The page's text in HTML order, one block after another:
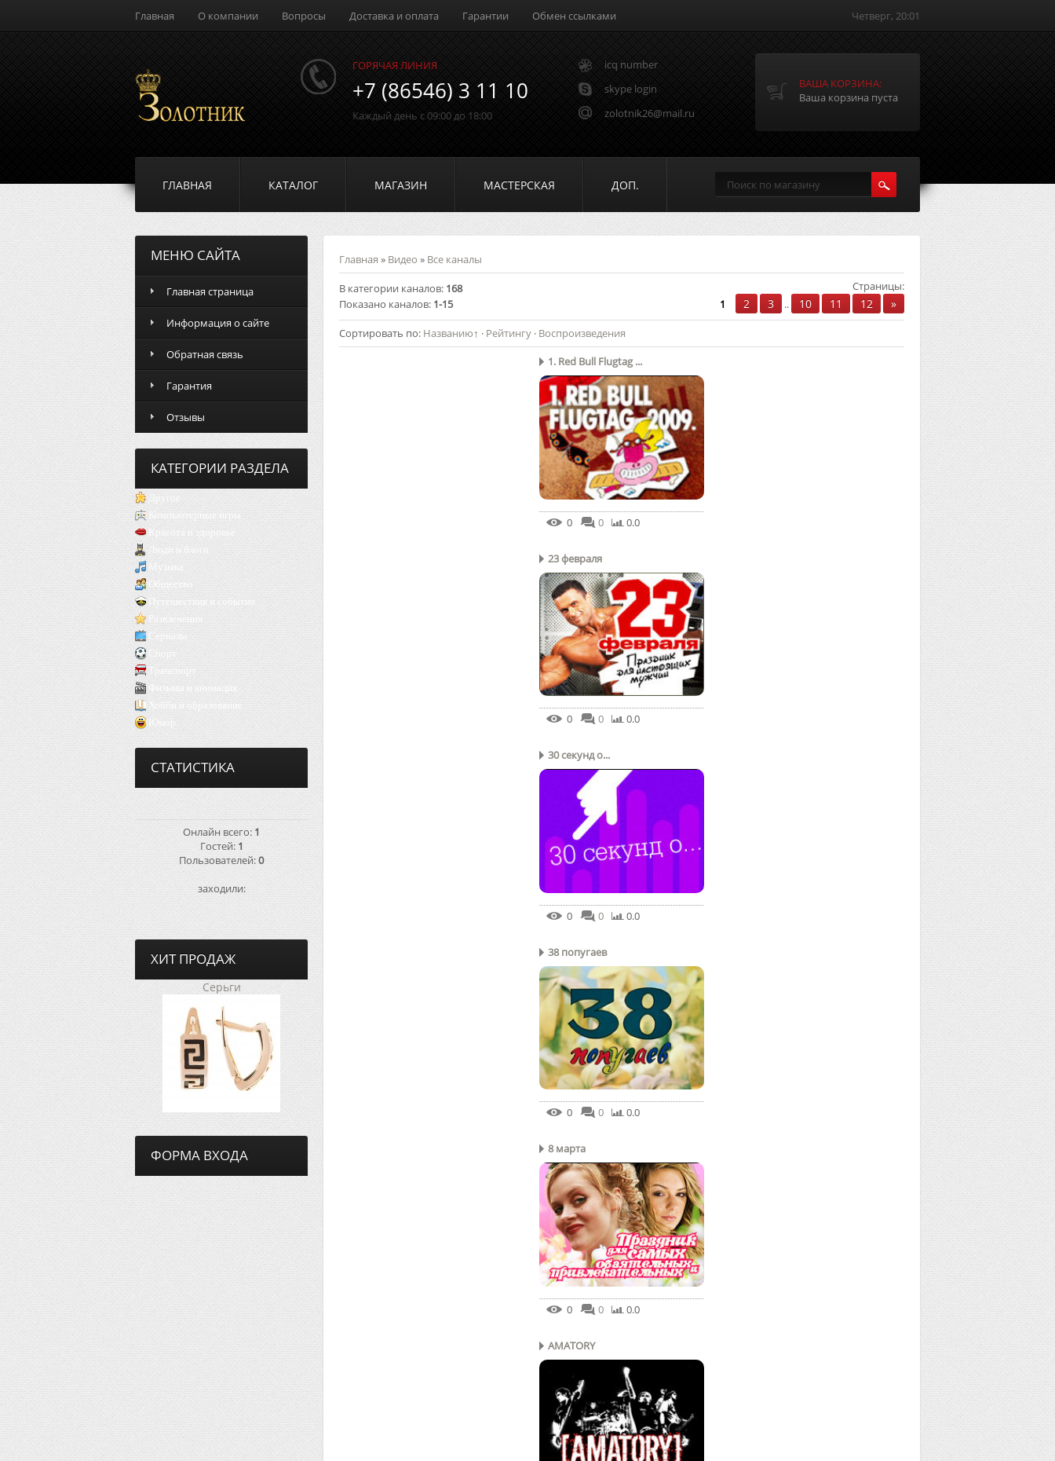
Главная О компании Вопросы Доставка и оплата Гарантии Обмен ссылками Четверг, 20:01
ГОРЯЧАЯ ЛИНИЯ
+7 (86546) 3 11 10
Каждый день с 09:00 до 18:00
icq number
skype login
zolotnik26@mail.ru
ВАША КОРЗИНА:
Ваша корзина пуста
ГЛАВНАЯ КАТАЛОГ МАГАЗИН МАСТЕРСКАЯ ДОП.
МЕНЮ САЙТА
Главная страница
Информация о сайте
Обратная связь
Гарантия
Отзывы
КАТЕГОРИИ РАЗДЕЛА
Другое
Компьютерные игры
Красота и здоровье
Люди и блоги
Музыка
Общество
Путешествия и события
Развлечения
Сериалы
Спорт
Транспорт
Фильмы и анимация
Хобби и образование
Юмор
СТАТИСТИКА
Онлайн всего: 1
Гостей: 1
Пользователей:0
заходили:
ХИТ ПРОДАЖ
Серьги
ФОРМА ВХОДА
Главная » Видео » Все каналы
В категории каналов: 168
Показано каналов: 1-15
Страницы:
1
2 3 .. 10 11 12 »
Сортировать по: Названию↑ · Рейтингу · Воспроизведения
1. Red Bull Flugtag ...
0 0 0.0
23 февраля
0 0 0.0
30 секунд о...
0 0 0.0
38 попугаев
0 0 0.0
8 марта
0 0 0.0
AMATORY